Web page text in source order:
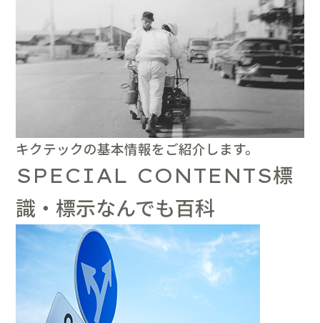
キクテックの基本情報をご紹介します。
SPECIAL CONTENTS標
識・標示なんでも百科